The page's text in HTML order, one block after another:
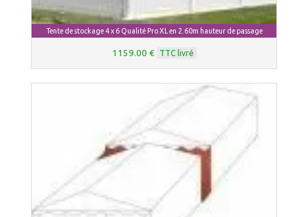
Tente de stockage 4 x 6 Qualité Pro XL en 2.60m hauteur de passage
1159.00 € TTC livré